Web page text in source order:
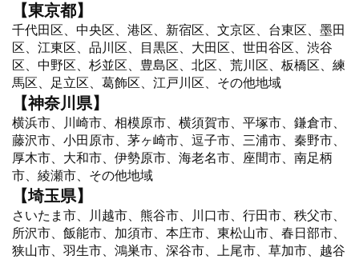
【東京都】
千代田区、中央区、港区、新宿区、文京区、台東区、墨田
区、江東区、品川区、目黒区、大田区、世田谷区、渋谷
区、中野区、杉並区、豊島区、北区、荒川区、板橋区、練
馬区、足立区、葛飾区、江戸川区、その他地域
【神奈川県】
横浜市、川崎市、相模原市、横須賀市、平塚市、鎌倉市、
藤沢市、小田原市、茅ヶ崎市、逗子市、三浦市、秦野市、
厚木市、大和市、伊勢原市、海老名市、座間市、南足柄
市、綾瀬市、その他地域
【埼玉県】
さいたま市、川越市、熊谷市、川口市、行田市、秩父市、
所沢市、飯能市、加須市、本庄市、東松山市、春日部市、
狭山市、羽生市、鴻巣市、深谷市、上尾市、草加市、越谷